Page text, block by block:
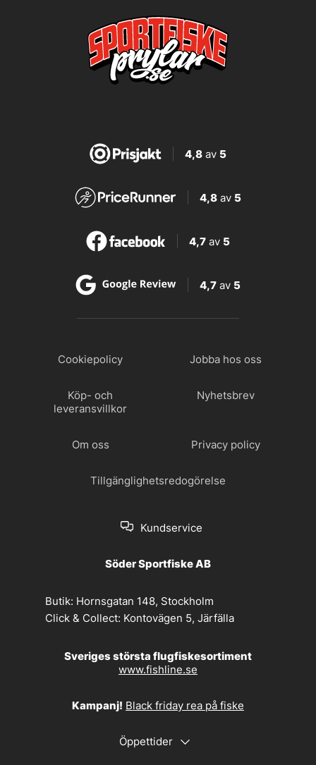
4,8av 5
4,8 av 5
4,7 av 5
4,7 av 5
Cookiepolicy Jobba hos oss
Köp- och
leveransvillkor
Nyhetsbrev
Om oss Privacy policy
Tillgänglighetsredogörelse
Kundservice
Söder Sportfiske AB
Butik: Hornsgatan 148, Stockholm
Click & Collect: Kontovägen 5, Järfälla
Sveriges största flugfiskesortiment
www.fishline.se
Kampanj! Black friday rea på fiske
Öppettider